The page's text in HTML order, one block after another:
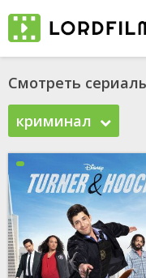
Смотреть
криминал